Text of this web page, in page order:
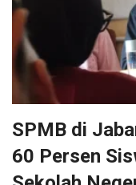
SPMB di
60 Persen